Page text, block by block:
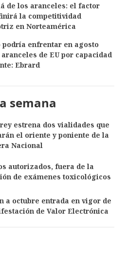
de los aranceles: el factor
la competitividad
en Norteamérica
podría enfrentar en agosto
de EU por capacidad
Ebrard
semana
estrena dos vialidades que
el oriente y poniente de la
Nacional
autorizados, fuera de la
de exámenes toxicológicos
a octubre entrada en vigor de
de Valor Electrónica